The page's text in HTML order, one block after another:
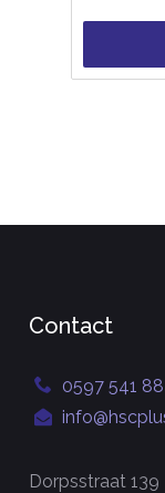
Contact
0597 541
Dorpsstraat 139